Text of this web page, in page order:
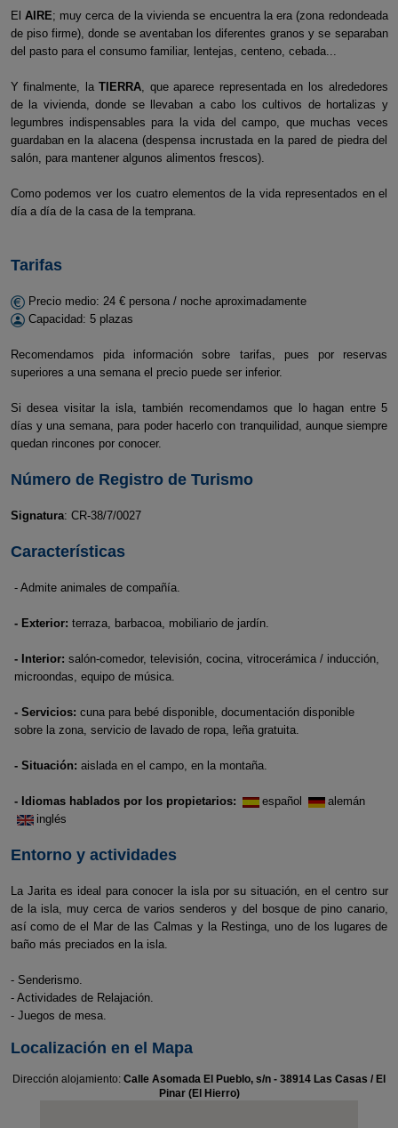
El AIRE; muy cerca de la vivienda se encuentra la era (zona redondeada
de piso firme), donde se aventaban los diferentes granos y se separaban
del pasto para el consumo familiar, lentejas, centeno, cebada...
Y finalmente, laTIERRA, que aparece representada en los alrededores
de la vivienda, donde se llevaban a cabo los cultivos de hortalizas y
legumbres indispensables para la vida del campo, que muchas veces
guardaban en la alacena (despensa incrustada en la pared de piedra del
salón, para mantener algunos alimentos frescos).
Como podemos ver los cuatro elementos de la vida representados en el
día a día de la casa de la temprana.
Tarifas
Precio medio: 24 € persona / noche aproximadamente
Capacidad: 5 plazas
Recomendamos pida información sobre tarifas, pues por reservas
superiores a una semana el precio puede ser inferior.
Si desea visitar la isla, también recomendamos que lo hagan entre 5
días y una semana, para poder hacerlo con tranquilidad, aunque siempre
quedan rincones por conocer.
Número de Registro de Turismo
Signatura: CR-38/7/0027
Características
- Admite animales de compañía.
- Exterior: terraza, barbacoa, mobiliario de jardín.
- Interior: salón-comedor, televisión, cocina, vitrocerámica / inducción,
microondas, equipo de música.
- Servicios: cuna para bebé disponible, documentación disponible
sobre la zona, servicio de lavado de ropa, leña gratuita.
- Situación: aislada en el campo, en la montaña.
- Idiomas hablados por los propietarios: español
alemán
inglés
Entorno y actividades
La Jarita es ideal para conocer la isla por su situación, en el centro sur
de la isla, muy cerca de varios senderos y del bosque de pino canario,
así como de el Mar de las Calmas y la Restinga, uno de los lugares de
baño más preciados en la isla.
- Senderismo.
- Actividades de Relajación.
- Juegos de mesa.
Localización en el Mapa
Dirección alojamiento: Calle Asomada El Pueblo, s/n - 38914 Las Casas / El
Pinar (El Hierro)